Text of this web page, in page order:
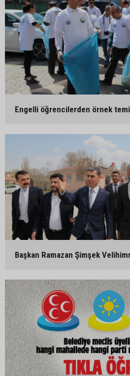
Engelli öğrencilerden örnek
Başkan Ramazan Şimşek